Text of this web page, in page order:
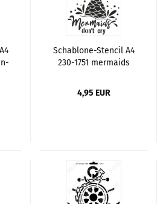
Schablone-Stencil A4
230-1751 mermaids
4,95 EUR